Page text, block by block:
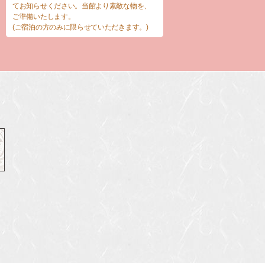
てお知らせください。当館より素敵な物を、
ご準備いたします。
(ご宿泊の方のみに限らせていただきます。)